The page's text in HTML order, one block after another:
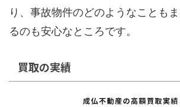
り、事故物件のどのようなことも
るのも安心なところです。
買取の実績